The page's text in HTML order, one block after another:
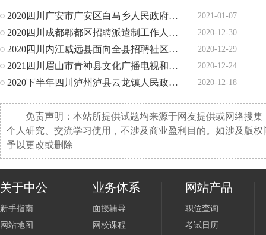
2020四川广安市广安区白马乡人民政府面向社会招聘1人公告 2021-01-07
2020四川成都郫都区招聘派遣制工作人员2人公告（便民服务中 2020-12-30
2020四川内江威远县面向全县招聘社区专职工作者25人公告 2020-12-29
2021四川眉山市青神县文化广播电视和旅游局“三区计划”文化 2020-12-24
2020下半年四川泸州泸县云龙镇人民政府办公室招聘临聘人员2 2020-12-18
免责声明：本站所提供试题均来源于网友提供或网络搜
个人研究、交流学习使用，不涉及商业盈利目的。如涉及版
予以更改或删除
关于中公
新手指南
网站地图
业务体系
面授辅导
网校课程
网站产品
职位查询
考试日历